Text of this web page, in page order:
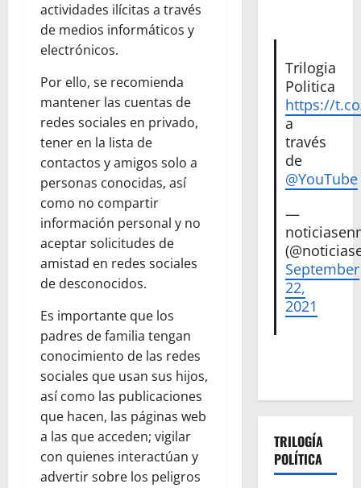
actividades ilícitas a través
de medios informáticos y
electrónicos.
Por ello, se recomienda
mantener las cuentas de
redes sociales en privado,
tener en la lista de
contactos y amigos solo a
personas conocidas, así
como no compartir
información personal y no
aceptar solicitudes de
amistad en redes sociales
de desconocidos.
Es importante que los
padres de familia tengan
conocimiento de las redes
sociales que usan sus hijos,
así como las publicaciones
que hacen, las páginas web
a las que acceden; vigilar
con quienes interactúan y
advertir sobre los peligros
Trilogia
Politica
https://
a
través
de
@YouTube
—
September
22,
2021
TRILOGÍA
POLÍTICA